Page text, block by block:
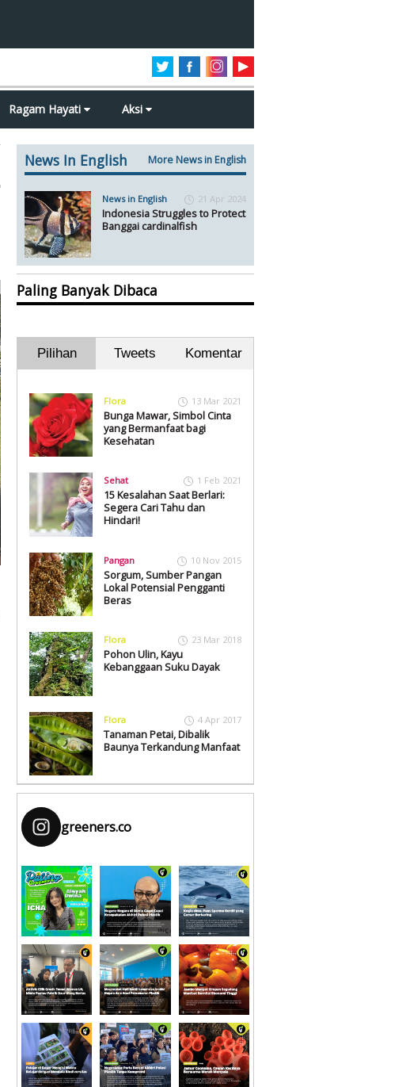
Ragam Hayati Aksi
News In English More News in English
News in English 21 Apr 2024
Indonesia Struggles to Protect
Banggai cardinalfish
Paling Banyak Dibaca
Pilihan Tweets Komentar
Flora 13 Mar 2021
Bunga Mawar, Simbol Cinta
yang Bermanfaat bagi
Kesehatan
Sehat 1 Feb 2021
15 Kesalahan Saat Berlari:
Segera Cari Tahu dan
Hindari!
Pangan 10 Nov 2015
Sorgum, Sumber Pangan
Lokal Potensial Pengganti
Beras
Flora 23 Mar 2018
Pohon Ulin, Kayu
Kebanggaan Suku Dayak
Flora 4 Apr 2017
Tanaman Petai, Dibalik
Baunya Terkandung Manfaat
greeners.co